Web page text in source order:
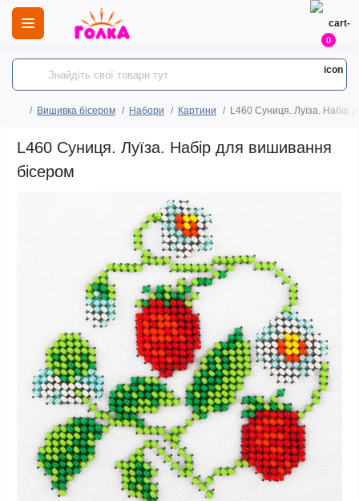
0
Вишивка бісером Набори Картини L460 Суниця. Луїза. Набір
L460 Суниця. Луїза. Набір для вишивання
бісером